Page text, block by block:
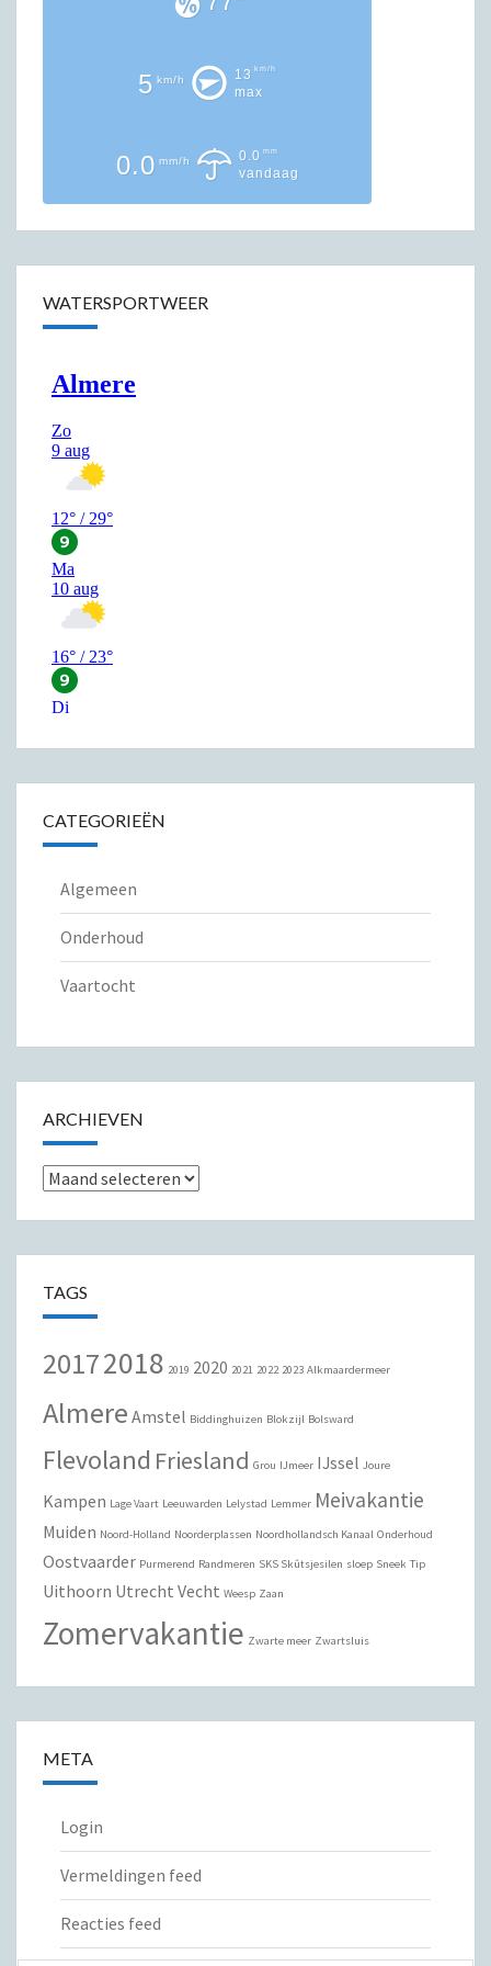
5 km/h 13 km/h
max
0.0 mm/h 0.0 mm
vandaag
WATERSPORTWEER
CATEGORIEËN
Algemeen
Onderhoud
Vaartocht
ARCHIEVEN
Archieven
TAGS
20172018 2019 2020 2021 2022 2023 Alkmaardermeer
Almere Amstel Biddinghuizen Blokzijl Bolsward
Flevoland Friesland Grou IJmeer IJssel Joure
Kampen Lage Vaart Leeuwarden Lelystad Lemmer Meivakantie
Muiden Noord-Holland Noorderplassen Noordhollandsch Kanaal Onderhoud
Oostvaarder Purmerend Randmeren SKS Skûtsjesilen sloep Sneek Tip
Uithoorn Utrecht Vecht Weesp Zaan
Zomervakantie Zwarte meer Zwartsluis
META
Login
Vermeldingen feed
Reacties feed